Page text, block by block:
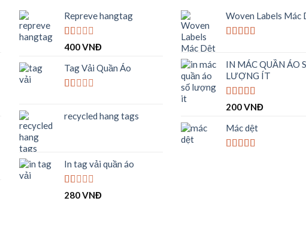
Repreve hangtag
Được
hạng
1.00
5
400VNĐ
Tag Vải Quần Áo
hạng
recycled hang tags
In tag vải quần áo
Được
280VNĐ
Woven Labels Mác
sao
IN MÁC QUẦN ÁO
LƯỢNG ÍT
Được xếp
5 sao
200VNĐ
Mác dệt